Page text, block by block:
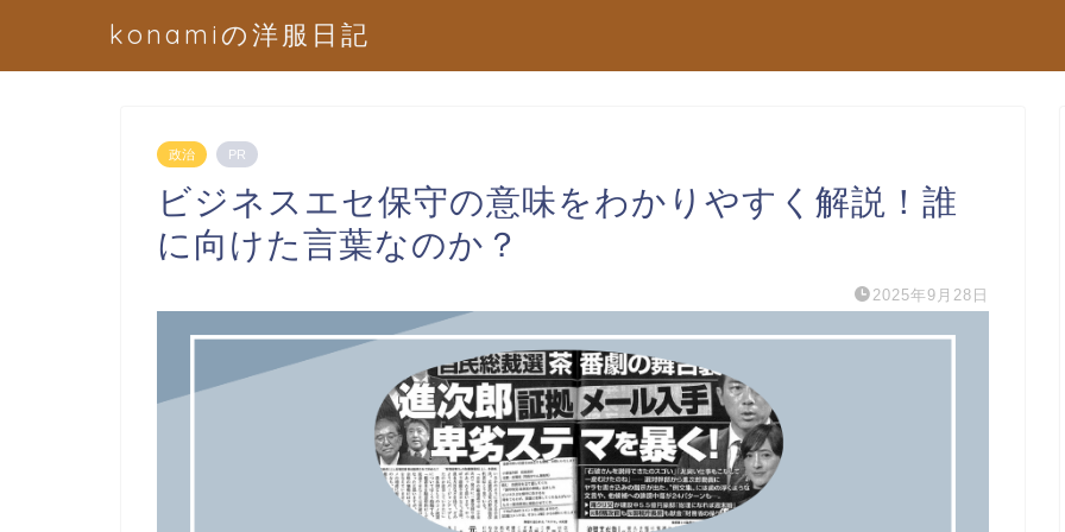
konamiの洋服日記
政治 PR
ビジネスエセ保守の意味をわかりやすく解説！誰
に向けた言葉なのか？
2025年9月28日